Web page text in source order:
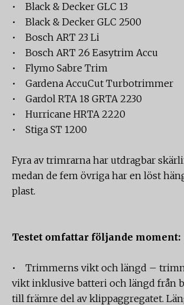
• Black & Decker GLC 13
• Black & Decker GLC 2500
• Bosch ART 23 Li
• Bosch ART 26 Easytrim Accu
• Flymo Sabre Trim
• Gardena AccuCut Turbotrimmer
• Gardol RTA 18 GRTA 2230
• Hurricane HRTA 2220
• Stiga ST 1200
Fyra av trimrarna har utdragbar
medan de fem övriga har en löst
plast.
Testet omfattar följande moment:
• Trimmerns vikt och längd –
vikt inklusive batteri och längd från
till främre del av klippaggregatet.